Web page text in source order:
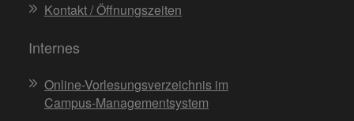
Kontakt / Öffnungszeiten
Internes
Online-Vorlesungsverzeichnis im
Campus-Managementsystem